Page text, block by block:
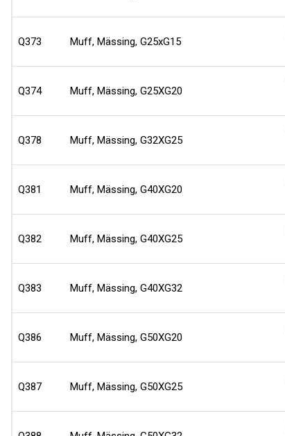
Q373 Muff, Mässing, G25xG15
Q374 Muff, Mässing, G25XG20
Q378 Muff, Mässing, G32XG25
Q381 Muff, Mässing, G40XG20
Q382 Muff, Mässing, G40XG25
Q383 Muff, Mässing, G40XG32
Q386 Muff, Mässing, G50XG20
Q387 Muff, Mässing, G50XG25